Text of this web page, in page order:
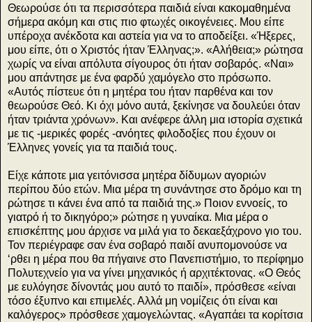
Θεωρούσε ότι τα περισσότερα παιδιά είναι κακομαθημένα
σήμερα ακόμη και στις πιο φτωχές οικογένειες. Μου είπε
υπέροχα ανέκδοτα και αστεία για να το αποδείξει. «Ήξερες,
μου είπε, ότι ο Χριστός ήταν Έλληνας;». «Αλήθεια;» ρώτησα
χωρίς να είναι απόλυτα σίγουρος ότι ήταν σοβαρός. «Ναι»
μου απάντησε με ένα φαρδύ χαμόγελο στο πρόσωπο.
«Αυτός πίστευε ότι η μητέρα του ήταν παρθένα και τον
θεωρούσε Θεό. Κι όχι μόνο αυτά, ξεκίνησε να δουλεύει όταν
ήταν τριάντα χρόνων». Και ανέφερε άλλη μια ιστορία σχετικά
με τις -μερικές φορές -ανόητες φιλοδοξίες που έχουν οι
Έλληνες γονείς για τα παιδιά τους.
Είχε κάποτε μια γειτόνισσα μητέρα δίδυμων αγοριών
περίπου δύο ετών. Μια μέρα τη συνάντησε στο δρόμο και τη
ρώτησε τι κάνει ένα από τα παιδιά της.» Ποιον εννοείς, το
γιατρό ή το δικηγόρο;» ρώτησε η γυναίκα. Μια μέρα ο
επισκέπτης μου άρχισε να μιλά για το δεκαεξάχρονο γιο του.
Τον περιέγραφε σαν ένα σοβαρό παιδί ανυπομονούσε να
‘ρθει η μέρα που θα πήγαινε στο Πανεπιστήμιο, το περίφημο
Πολυτεχνείο για να γίνει μηχανικός ή αρχιτέκτονας. «Ο Θεός
με ευλόγησε δίνοντάς μου αυτό το παιδί», πρόσθεσε «είναι
τόσο έξυπνο και επιμελές. Αλλά μη νομίζεις ότι είναι και
καλόγερος» πρόσθεσε χαμογελώντας. «Αγαπάει τα κορίτσια